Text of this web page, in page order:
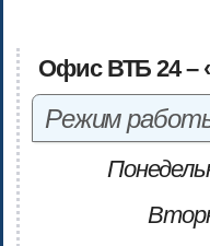
Офис ВТБ 24 –
Режим